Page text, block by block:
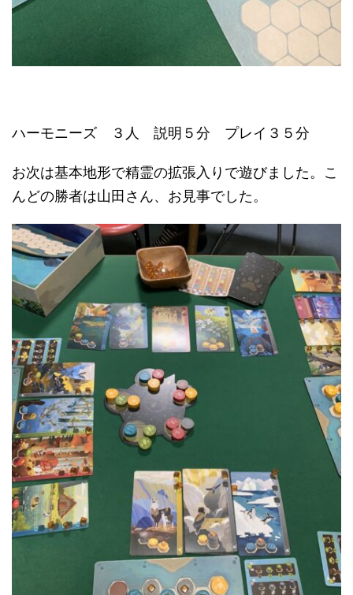
ハーモニーズ ３人 説明５分 プレイ３５分
お次は基本地形で精霊の拡張入りで遊びました。こ
んどの勝者は山田さん、お見事でした。